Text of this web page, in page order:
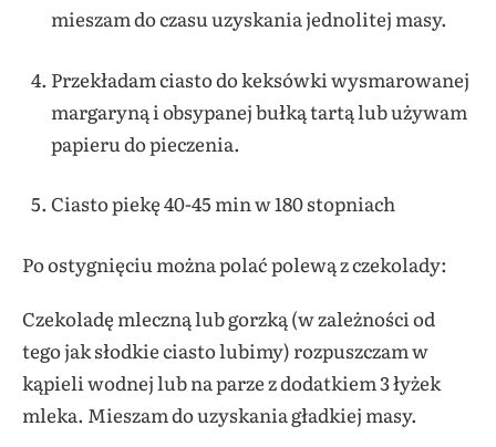
mieszam do czasu uzyskania jednolitej masy.
Przekładam ciasto do keksówki wysmarowanej
margaryną i obsypanej bułką tartą lub używam
papieru do pieczenia.
Ciasto piekę 40-45 min w 180 stopniach
Po ostygnięciu można polać polewą z czekolady:
Czekoladę mleczną lub gorzką (w zależności od
tego jak słodkie ciasto lubimy) rozpuszczam w
kąpieli wodnej lub na parze z dodatkiem 3 łyżek
mleka. Mieszam do uzyskania gładkiej masy.